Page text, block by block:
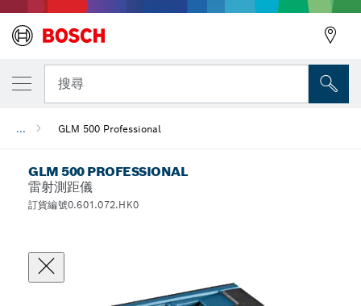
搜尋
... GLM 500 Professional
GLM 500 PROFESSIONAL
雷射測距儀
訂貨編號0.601.072.HK0